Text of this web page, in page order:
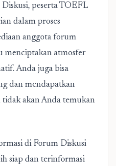
peserta TOEFL
dalam proses
anggota forum
menciptakan atmosfer
Anda juga bisa
dan mendapatkan
akan Anda temukan
di Forum Diskusi
siap dan terinformasi